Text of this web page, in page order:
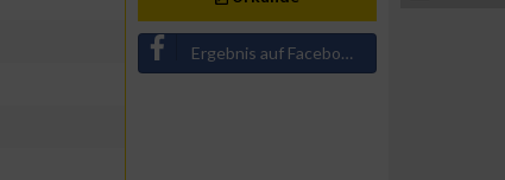
Ergebnis auf Facebook teilen